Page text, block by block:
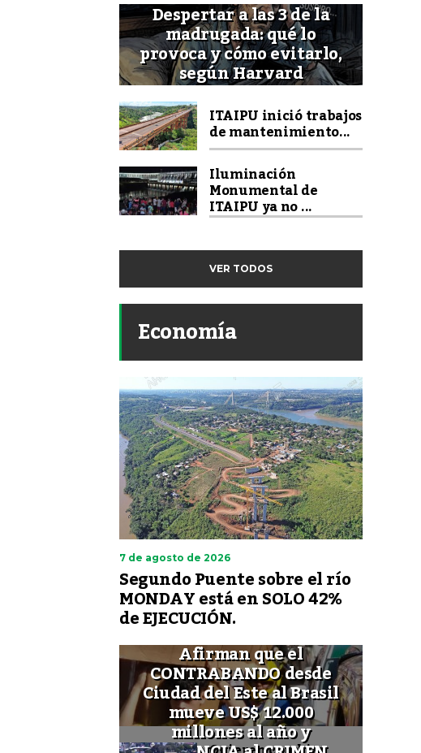
Despertar a las 3 de la
madrugada: qué lo
provoca y cómo evitarlo,
según Harvard
ITAIPU inició trabajos
de mantenimiento...
Iluminación
Monumental de
ITAIPU ya no ...
VER TODOS
Economía
7 de agosto de 2026
Segundo Puente sobre el río
MONDAY está en SOLO 42%
de EJECUCIÓN.
Afirman que el
CONTRABANDO desde
Ciudad del Este al Brasil
mueve US$ 12.000
millones al año y